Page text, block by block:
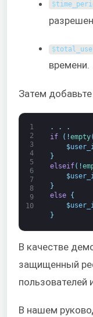
$
$
времени.
Затем
1
2
3
4
5
6
7
8
9
10
. .
.
if
( !empty(
$
}
elseif( !
$
}
else
{
$
}
В качестве
защищенный
пользователей
В нашем